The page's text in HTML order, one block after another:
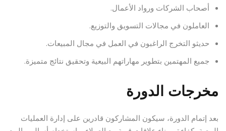
أصحاب الشركات ورواد الأعمال.
العاملون في مجالات التسويق والتوزيع.
حديثو التخرج الراغبون في العمل في مجال المبيعات.
جميع المهتمين بتطوير مهاراتهم البيعية وتحقيق نتائج متميزة.
مخرجات الدورة
بعد إتمام الدورة، سيكون المشاركون قادرين على إدارة العمليات